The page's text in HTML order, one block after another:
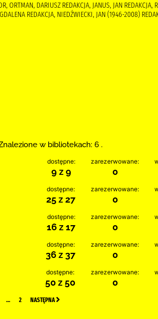
DARIUSZ REDAKCJA, JANUS, JAN REDAKCJA,
REDAKCJA, NIEDŹWIECKI, JAN (1946-2008)
w bibliotekach: 6 .
dostępne:
9 z 9
zarezerwowane:
0
dostępne:
25 z 27
zarezerwowane:
0
dostępne:
16 z 17
zarezerwowane:
0
dostępne:
36 z 37
zarezerwowane:
0
dostępne:
50 z 50
zarezerwowane:
0
… 2 NASTĘPNA